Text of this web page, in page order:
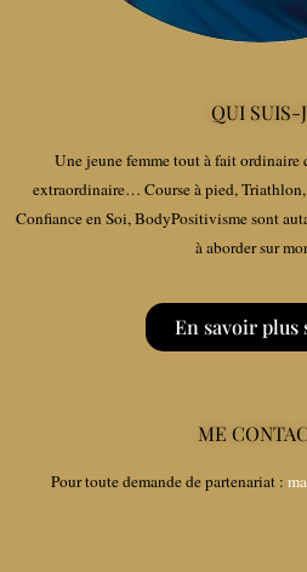
QUI SUIS-
Une jeune femme tout à fait ordinaire
extraordinaire… Course à pied,
Confiance en Soi, BodyPositivisme sont
à aborder sur
En savoir plus
ME
Pour toute demande de partenariat :